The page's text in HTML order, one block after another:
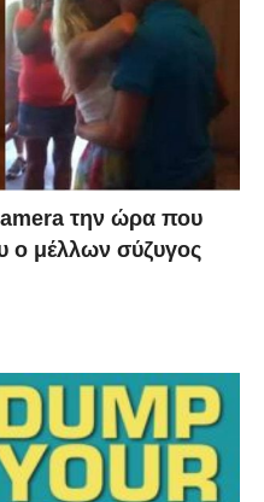
την ώρα που
ο μέλλων σύζυγος